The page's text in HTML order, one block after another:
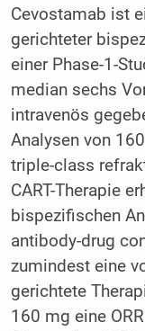
Cevostamab ist
gerichteter
einer Phase-1-
median sechs
intravenös
Analysen von
triple-class
CART-Therapie
bispezifischen
antibody-drug
zumindest eine
gerichtete
160 mg eine